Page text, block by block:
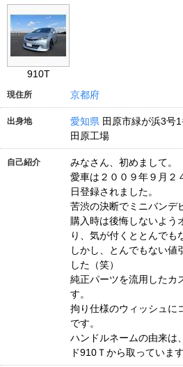
910T
現住所 京都府
出身地 愛知県 田原市緑が浜3号
田原工場
自己紹介
みなさん、初めまして。
愛車は２００９年９月２
日登録されました。
苦渋の決断でミニバンデ
購入時は後悔しないよう
り、気が付くととんでも
しかし、とんでもない値
した（笑）
純正パーツを流用したカ
す。
拘り仕様のウィッシュに
です。
ハンドルネームの由来は
ド910Ｔから取っていま